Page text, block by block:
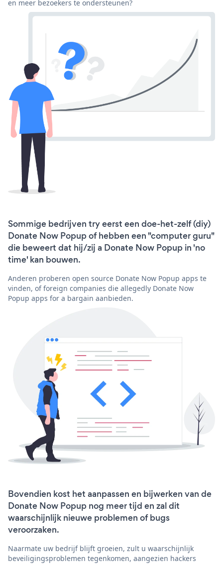
en meer bezoekers te ondersteunen?
Sommige bedrijven try eerst een doe-het-zelf (diy)
Donate Now Popup of hebben een "computer guru"
die beweert dat hij/zij a Donate Now Popup in 'no
time' kan bouwen.
Anderen proberen open source Donate Now Popup apps te
vinden, of foreign companies die allegedly Donate Now
Popup apps for a bargain aanbieden.
Bovendien kost het aanpassen en bijwerken van de
Donate Now Popup nog meer tijd en zal dit
waarschijnlijk nieuwe problemen of bugs
veroorzaken.
Naarmate uw bedrijf blijft groeien, zult u waarschijnlijk
beveiligingsproblemen tegenkomen, aangezien hackers